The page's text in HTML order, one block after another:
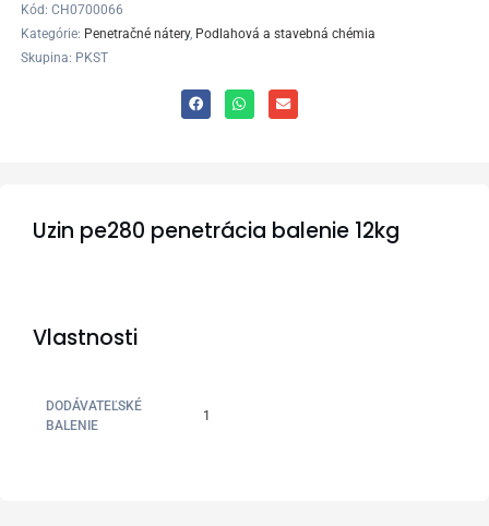
Kód: CH0700066
Kategórie: Penetračné nátery, Podlahová a stavebná chémia
Skupina: PKST
Uzin pe280 penetrácia balenie 12kg
Vlastnosti
DODÁVATEĽSKÉ
BALENIE
1